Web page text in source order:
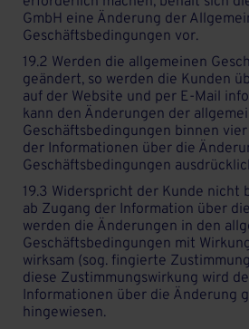
GmbH eine Änderung der
Geschäftsbedingungen vor.
19.2 Werden die allgemeinen
geändert, so werden die Kunden
auf der Website und per E-Mail
kann den Änderungen der
Geschäftsbedingungen binnen
der Informationen über die
Geschäftsbedingungen
19.3 Widerspricht der Kunde nicht
ab Zugang der Information über
werden die Änderungen in den
Geschäftsbedingungen mit
wirksam (sog. fingierte
diese Zustimmungswirkung wird
Informationen über die Änderung
hingewiesen.